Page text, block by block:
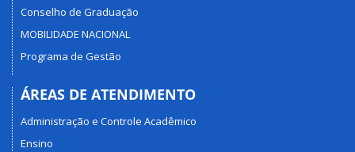
Conselho de Graduação
MOBILIDADE NACIONAL
Programa de Gestão
ÁREAS DE ATENDIMENTO
Administração e Controle Acadêmico
Ensino